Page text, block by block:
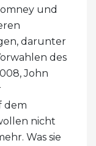
und
darunter
des
John
dem
nicht
Was sie